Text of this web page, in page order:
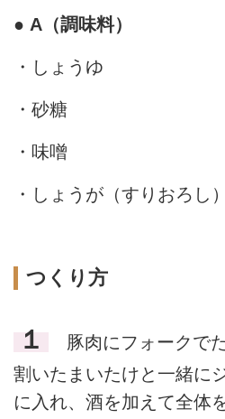
● A（調味料）
・しょうゆ
・砂糖
・味噌
・しょうが（すりおろし）
つくり方
１
豚肉にフォークで
割いたまいたけと一緒に
に入れ、酒を加えて全体